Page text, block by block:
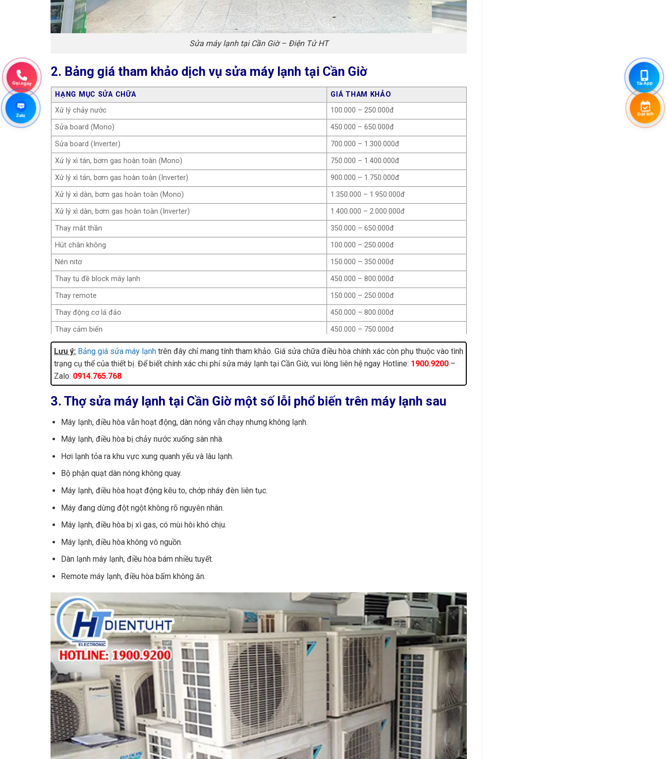
Sửa máy lạnh tại Cần Giờ – Điện Tử HT
2. Bảng giá tham khảo dịch vụ sửa máy lạnh tại Cần Giờ
HẠNG MỤC SỬA CHỮA
GIÁ THAM KHẢO
Xử lý chảy nước
100.000 – 250.000đ
Sửa board (Mono)
450.000 – 650.000đ
Sửa board (Inverter)
700.000 – 1.300.000đ
Xử lý xì tán, bơm gas hoàn toàn (Mono)
750.000 – 1.400.000đ
Xử lý xì tán, bơm gas hoàn toàn (Inverter)
900.000 – 1.750.000đ
Xử lý xì dàn, bơm gas hoàn toàn (Mono)
1.350.000 – 1.950.000đ
Xử lý xì dàn, bơm gas hoàn toàn (Inverter)
1.400.000 – 2.000.000đ
Thay mắt thần
350.000 – 650.000đ
Hút chân không
100.000 – 250.000đ
Nén nitơ
150.000 – 350.000đ
Thay tụ đề block máy lạnh
450.000 – 800.000đ
Thay remote
150.000 – 250.000đ
Thay động cơ lá đảo
450.000 – 800.000đ
Thay cảm biến
450.000 – 750.000đ
Thay block (mono)
1.600.000 – 3.700.000đ
Thay block (Inverter)
2.000.000 – 4.000.000đ
Thay motor quạt dàn nóng/dàn lạnh (mono)
Thay motor quạt dàn nóng/dàn lạnh (inverter)
1.000.000 – 2.200.000đ
Bơm gas hoàn toàn (R32, R410a)
Lắp đặt máy lạnh
Lắp đặt máy lạnh
Tháo máy lạnh
Tháo lắp dàn lạnh/dàn nóng
Tháo, lắp máy lạnh
350.000 – 550.000đ
Tháo, lắp, vận chuyển máy lạnh
600.000 – 750.000đ
Ống đồng >= 6mm
195.000 – 285.000đ
Dây điện 1.5mm
8.000đ
Dây điện 2.5mm
12.000đ
Ống thoát nước PVC
40.000đ
Ống thoát nước ruột gà
10.000đ
Superlon
25.000 – 32.000đ
CB máy lạnh
200.000 – 300.000đ
Eke
150.000 – 200.000đ
Lưu ý: Bảng giá sửa máy lạnh trên đây chỉ mang tính tham khảo. Giá sửa chữa điều hòa chính xác còn phụ thuộc vào tình
trạng cụ thể của thiết bị. Để biết chính xác chi phí sửa máy lạnh tại Cần Giờ, vui lòng liên hệ ngay Hotline: 1900.9200 –
Zalo: 0914.765.768
3. Thợ sửa máy lạnh tại Cần Giờ một số lỗi phổ biến trên máy lạnh sau
Máy lạnh, điều hòa vẫn hoạt động, dàn nóng vẫn chạy nhưng không lạnh.
Máy lạnh, điều hòa bị chảy nước xuống sàn nhà.
Hơi lạnh tỏa ra khu vực xung quanh yếu và lâu lạnh.
Bộ phận quạt dàn nóng không quay.
Máy lạnh, điều hòa hoạt động kêu to, chớp nháy đèn liên tục.
Máy đang dừng đột ngột không rõ nguyên nhân.
Máy lạnh, điều hòa bị xì gas, có mùi hôi khó chịu.
Máy lạnh, điều hòa không vô nguồn.
Dàn lạnh máy lạnh, điều hòa bám nhiều tuyết.
Remote máy lạnh, điều hòa bấm không ăn.
Gọi ngay
Zalo
Zalo
Tải App
Đặt lịch